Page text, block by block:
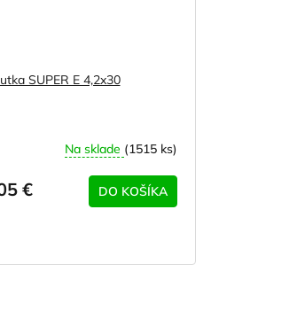
SUPER E 4,2x30
Na sklade (1515 ks)
€ DO KOŠÍKA